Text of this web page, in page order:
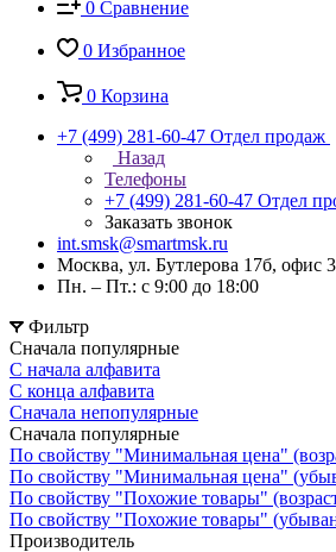
0 Сравнение
0 Избранное
0 Корзина
+7 (499) 281-60-47 Отдел продаж
Назад
Телефоны
+7 (499) 281-60-47 Отдел
Заказать звонок
int.smsk@smartmsk.ru
Москва, ул. Бутлерова 17б, офис
Пн. – Пт.: с 9:00 до 18:00
Фильтр
Сначала популярные
С начала алфавита
С конца алфавита
Сначала непопулярные
Сначала популярные
По свойству "Минимальная цена"
По свойству "Минимальная цена"
По свойству "Похожие товары"
По свойству "Похожие товары"
Производитель